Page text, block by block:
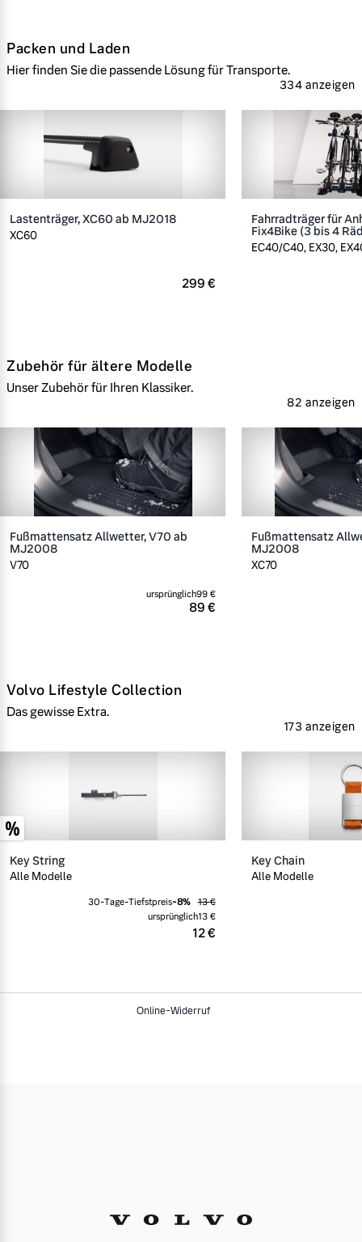
Packen und Laden
Hier finden Sie die passende Lösung für Transporte.
334 anzeigen
Lastenträger, XC60 ab MJ2018
XC60
299 €
Fahrradträger für
Fix4Bike (3 bis 4
EC40/C40, EX30,
Zubehör für ältere Modelle
Unser Zubehör für Ihren Klassiker.
82 anzeigen
Fußmattensatz Allwetter, V70 ab
MJ2008
V70
89 €
ursprünglich99 €
Fußmattensatz
MJ2008
XC70
Volvo Lifestyle Collection
Das gewisse Extra.
173 anzeigen
Key String
Alle Modelle
12 €
30-Tage-Tiefstpreis-8%
13 €
ursprünglich13 €
Key Chain
Alle Modelle
Online-Widerruf